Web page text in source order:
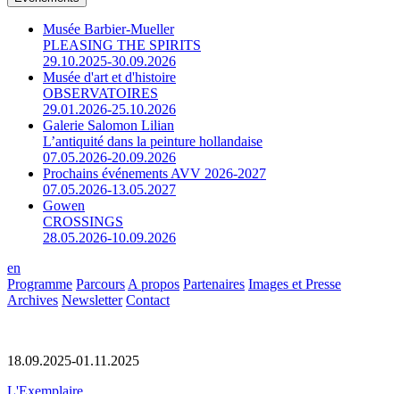
Musée Barbier-Mueller
PLEASING THE SPIRITS
29.10.2025-30.09.2026
Musée d'art et d'histoire
OBSERVATOIRES
29.01.2026-25.10.2026
Galerie Salomon Lilian
L’antiquité dans la peinture hollandaise
07.05.2026-20.09.2026
Prochains événements AVV 2026-2027
07.05.2026-13.05.2027
Gowen
CROSSINGS
28.05.2026-10.09.2026
en
Programme Parcours A propos Partenaires Images et Presse
Archives Newsletter Contact
18.09.2025-01.11.2025
L'Exemplaire